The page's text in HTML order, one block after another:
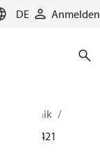
DE Anmelden
114F1421